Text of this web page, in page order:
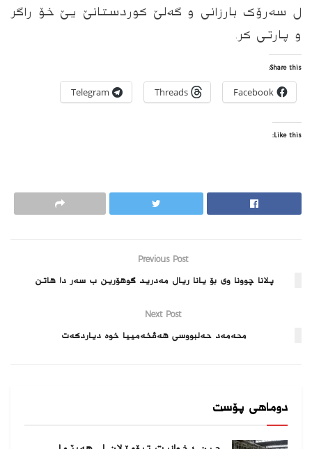
ل سەرۆک بارزانی و گەلێ کوردستانێ یێ خۆ راگر
و پارتی کر.
Share this:
Facebook
Threads
Telegram
Like this:
Previous Post
پلانا چوونا وى بۆ یانا ریال مه‌درید گوهۆرین ب سه‌ر دا هاتن
Next Post
محەمەد حەلبووسی هه‌ڤخه‌مییا خوه‌ دیاردكه‌ت
دوماهی پۆست